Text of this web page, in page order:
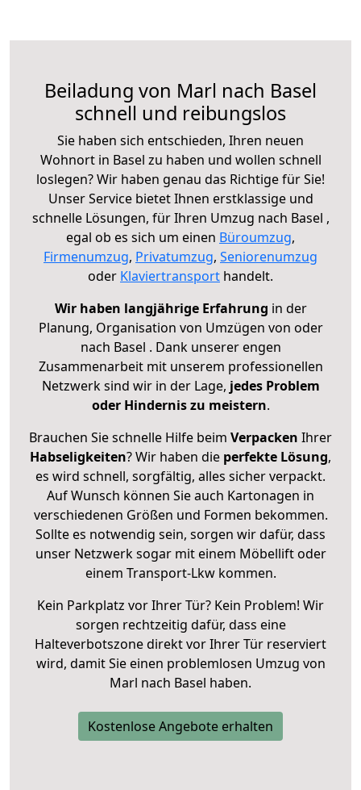
Beiladung von Marl nach Basel
schnell und reibungslos
Sie haben sich entschieden, Ihren neuen
Wohnort in Basel zu haben und wollen schnell
loslegen? Wir haben genau das Richtige für Sie!
Unser Service bietet Ihnen erstklassige und
schnelle Lösungen, für Ihren Umzug nach Basel ,
egal ob es sich um einen Büroumzug,
Firmenumzug, Privatumzug, Seniorenumzug
oder Klaviertransport handelt.
Wir haben langjährige Erfahrung in der
Planung, Organisation von Umzügen von oder
nach Basel . Dank unserer engen
Zusammenarbeit mit unserem professionellen
Netzwerk sind wir in der Lage, jedes Problem
oder Hindernis zu meistern.
Brauchen Sie schnelle Hilfe beim Verpacken Ihrer
Habseligkeiten? Wir haben die perfekte Lösung,
es wird schnell, sorgfältig, alles sicher verpackt.
Auf Wunsch können Sie auch Kartonagen in
verschiedenen Größen und Formen bekommen.
Sollte es notwendig sein, sorgen wir dafür, dass
unser Netzwerk sogar mit einem Möbellift oder
einem Transport-Lkw kommen.
Kein Parkplatz vor Ihrer Tür? Kein Problem! Wir
sorgen rechtzeitig dafür, dass eine
Halteverbotszone direkt vor Ihrer Tür reserviert
wird, damit Sie einen problemlosen Umzug von
Marl nach Basel haben.
Kostenlose Angebote erhalten